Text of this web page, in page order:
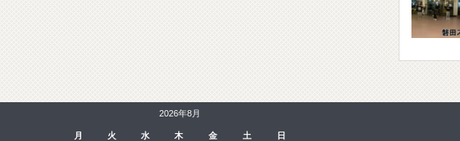
2026年8月
月 火 水 木 金 土 日